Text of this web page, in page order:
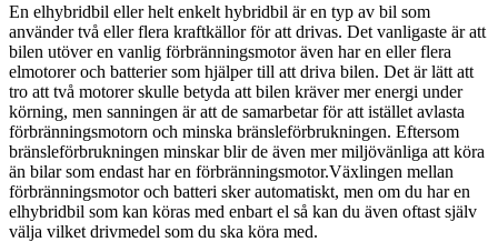
En elhybridbil eller helt enkelt hybridbil är en typ av bil som
använder två eller flera kraftkällor för att drivas. Det vanligaste är att
bilen utöver en vanlig förbränningsmotor även har en eller flera
elmotorer och batterier som hjälper till att driva bilen. Det är lätt att
tro att två motorer skulle betyda att bilen kräver mer energi under
körning, men sanningen är att de samarbetar för att istället avlasta
förbränningsmotorn och minska bränsleförbrukningen. Eftersom
bränsleförbrukningen minskar blir de även mer miljövänliga att köra
än bilar som endast har en förbränningsmotor.Växlingen mellan
förbränningsmotor och batteri sker automatiskt, men om du har en
elhybridbil som kan köras med enbart el så kan du även oftast själv
välja vilket drivmedel som du ska köra med.